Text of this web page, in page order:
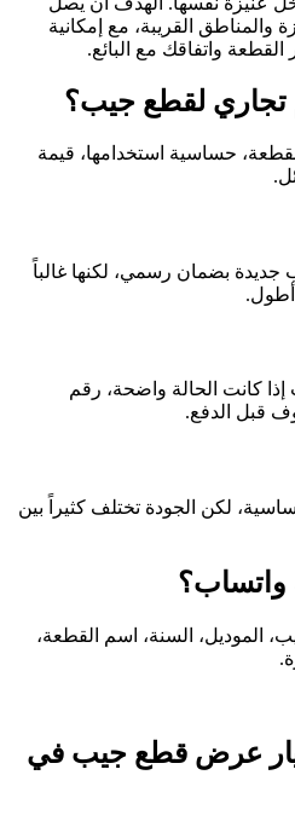
القريبة، مع إمكانية
واتفاقك مع البائع.
تجاري لقطع جيب؟
حساسية استخدامها، قيمة
بضمان رسمي، لكنها غالباً
أطول.
كانت الحالة واضحة، رقم
قبل الدفع.
لكن الجودة تختلف كثيراً بين
واتساب؟
الموديل، السنة، اسم القطعة،
عرض قطع جيب في